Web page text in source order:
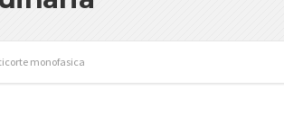
monofasica